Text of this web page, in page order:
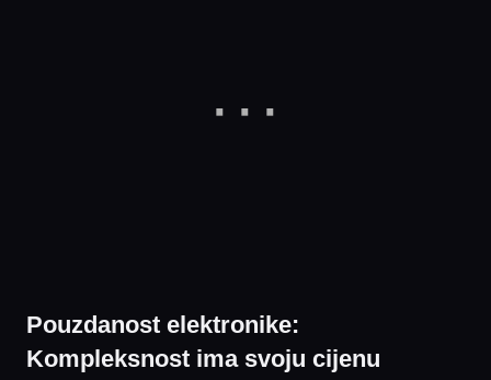
Pouzdanost elektronike:
Kompleksnost ima svoju cijenu